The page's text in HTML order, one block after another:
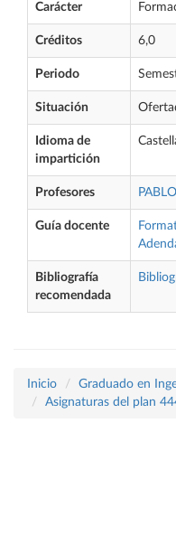
Carácter
Créditos 6,0
Periodo
Situación
Idioma de
impartición
Profesores
Guía docente
Bibliografía
recomendada
Inicio
Graduado en
Asignaturas del plan